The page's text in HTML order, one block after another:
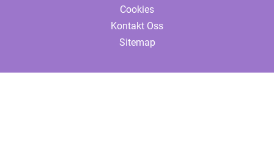
Cookies
Kontakt Oss
Sitemap